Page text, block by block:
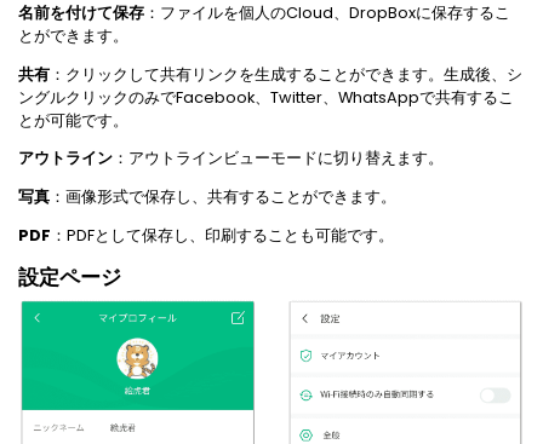
名前を付けて保存 ：ファイルを個人のCloud、DropBoxに保存するこ
とができます。
共有 ：クリックして共有リンクを生成することができます。生成後、シ
ングルクリックのみでFacebook、Twitter、WhatsAppで共有するこ
とが可能です。
アウトライン ：アウトラインビューモードに切り替えます。
写真 ：画像形式で保存し、共有することができます。
PDF ：PDFとして保存し、印刷することも可能です。
設定ページ